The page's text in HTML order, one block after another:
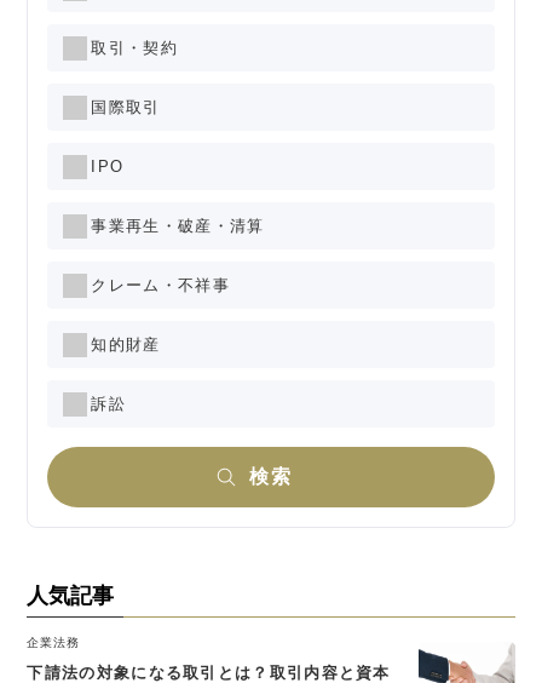
取引・契約
国際取引
IPO
事業再生・破産・清算
クレーム・不祥事
知的財産
訴訟
検索
人気記事
企業法務
下請法の対象になる取引とは？取引内容と資本